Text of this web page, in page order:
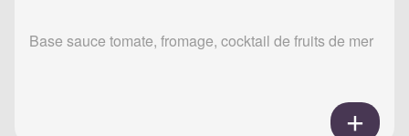
Base sauce tomate, fromage, cocktail de fruits de mer